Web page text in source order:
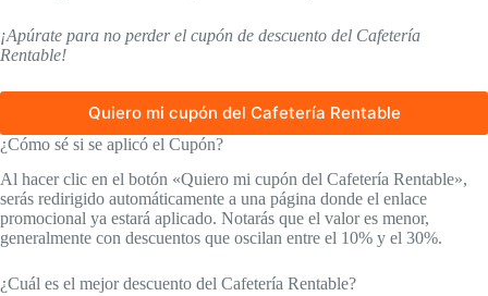
¡Apúrate para no perder el cupón de descuento del Cafetería
Rentable!
Quiero mi cupón del Cafetería Rentable
¿Cómo sé si se aplicó el Cupón?
Al hacer clic en el botón «Quiero mi cupón del Cafetería Rentable»,
serás redirigido automáticamente a una página donde el enlace
promocional ya estará aplicado. Notarás que el valor es menor,
generalmente con descuentos que oscilan entre el 10% y el 30%.
¿Cuál es el mejor descuento del Cafetería Rentable?